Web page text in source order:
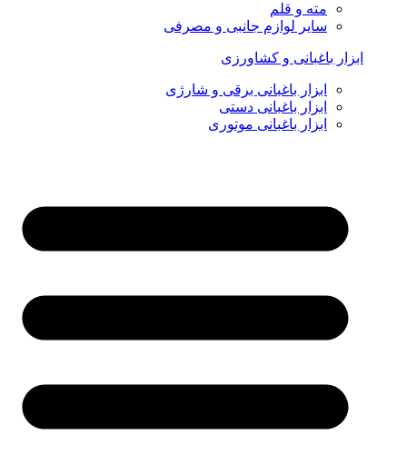
مته و قلم
سایر لوازم جانبی و مصرفی
ابزار باغبانی و کشاورزی
ابزار باغبانی برقی و شارژی
ابزار باغبانی دستی
ابزار باغبانی موتوری